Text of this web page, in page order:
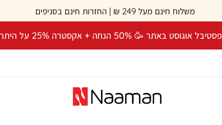
משלוח חינם מעל 249 ₪ | החזרות חינם בסניפים
פסטיבל אוגוסט באתר 🥳 50% הנחה + אקסטרה 25% על היתרה! 🎉